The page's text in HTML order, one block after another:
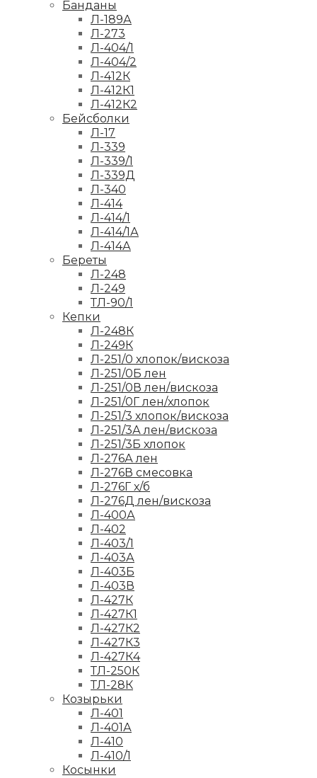
Банданы
Л-189А
Л-273
Л-404/1
Л-404/2
Л-412К
Л-412К1
Л-412К2
Бейсболки
Л-17
Л-339
Л-339/1
Л-339Д
Л-340
Л-414
Л-414/1
Л-414/1А
Л-414А
Береты
Л-248
Л-249
ТЛ-90/1
Кепки
Л-248К
Л-249К
Л-251/0 хлопок/вискоза
Л-251/0Б лен
Л-251/0В лен/вискоза
Л-251/0Г лен/хлопок
Л-251/3 хлопок/вискоза
Л-251/3А лен/вискоза
Л-251/3Б хлопок
Л-276А лен
Л-276В смесовка
Л-276Г х/б
Л-276Д лен/вискоза
Л-400А
Л-402
Л-403/1
Л-403А
Л-403Б
Л-403В
Л-427К
Л-427К1
Л-427К2
Л-427К3
Л-427К4
ТЛ-250К
ТЛ-28К
Козырьки
Л-401
Л-401А
Л-410
Л-410/1
Косынки